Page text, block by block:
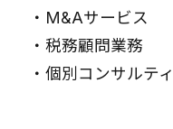
・ M&Aサービス
・ 税務顧問業務
・ 個別コンサルテ